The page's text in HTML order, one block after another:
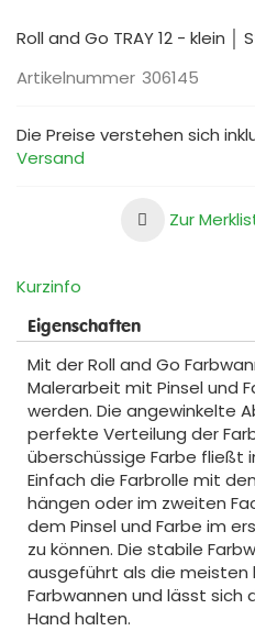
Roll and Go TRAY 12 - klein │
Artikelnummer 306145
Die Preise verstehen sich
Versand
Zur
Kurzinfo
Eigenschaften
Mit der Roll and Go
Malerarbeit mit Pinsel und
werden. Die angewinkelte
perfekte Verteilung der
überschüssige Farbe fließt
Einfach die Farbrolle mit
hängen oder im zweiten
dem Pinsel und Farbe im
zu können. Die stabile
ausgeführt als die meisten
Farbwannen und lässt sich
Hand halten.